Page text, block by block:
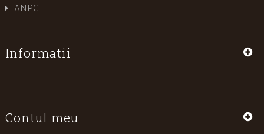
ANPC
Informatii
Contul meu